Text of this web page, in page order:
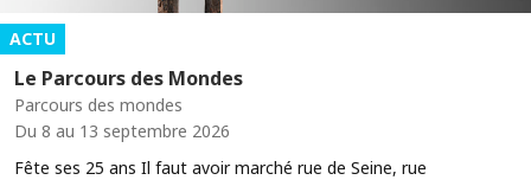
ACTU
Le Parcours des Mondes
Parcours des mondes
Du 8 au 13 septembre 2026
Fête ses 25 ans Il faut avoir marché rue de Seine, rue